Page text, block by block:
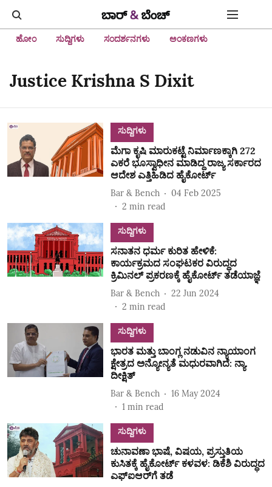
ಹೋಂ ಸುದ್ದಿಗಳು ಸಂದರ್ಶನಗಳು ಅಂಕಣಗಳು
Justice Krishna S Dixit
ಸುದ್ದಿಗಳು
ಮೆಗಾ ಕೃಷಿ ಮಾರುಕಟ್ಟೆ ನಿರ್ಮಾಣಕ್ಕಾಗಿ 272
ಎಕರೆ ಭೂಸ್ವಾಧೀನ ಮಾಡಿದ್ದ ರಾಜ್ಯ ಸರ್ಕಾರದ
ಆದೇಶ ಎತ್ತಿಹಿಡಿದ ಹೈಕೋರ್ಟ್‌
Bar & Bench
04 Feb 2025
2 min read
ಸುದ್ದಿಗಳು
ಸನಾತನ ಧರ್ಮ ಕುರಿತ ಹೇಳಿಕೆ:
ಕಾರ್ಯಕ್ರಮದ ಸಂಘಟಕರ ವಿರುದ್ಧದ
ಕ್ರಿಮಿನಲ್‌ ಪ್ರಕರಣಕ್ಕೆ ಹೈಕೋರ್ಟ್‌ ತಡೆಯಾಜ್ಞೆ
Bar & Bench
22 Jun 2024
2 min read
ಸುದ್ದಿಗಳು
ಭಾರತ ಮತ್ತು ಬಾಂಗ್ಲ ನಡುವಿನ ನ್ಯಾಯಾಂಗ
ಕ್ಷೇತ್ರದ ಅನ್ಯೋನ್ಯತೆ ಮಧುರವಾಗಿದೆ: ನ್ಯಾ.
ದೀಕ್ಷಿತ್‌
Bar & Bench
16 May 2024
1 min read
ಸುದ್ದಿಗಳು
ಚುನಾವಣಾ ಭಾಷೆ, ವಿಷಯ, ಪ್ರಸ್ತುತಿಯ
ಕುಸಿತಕ್ಕೆ ಹೈಕೋರ್ಟ್‌ ಕಳವಳ: ಡಿಕೆಶಿ ವಿರುದ್ಧದ
ಎಫ್‌ಐಆರ್‌ಗೆ ತಡೆ